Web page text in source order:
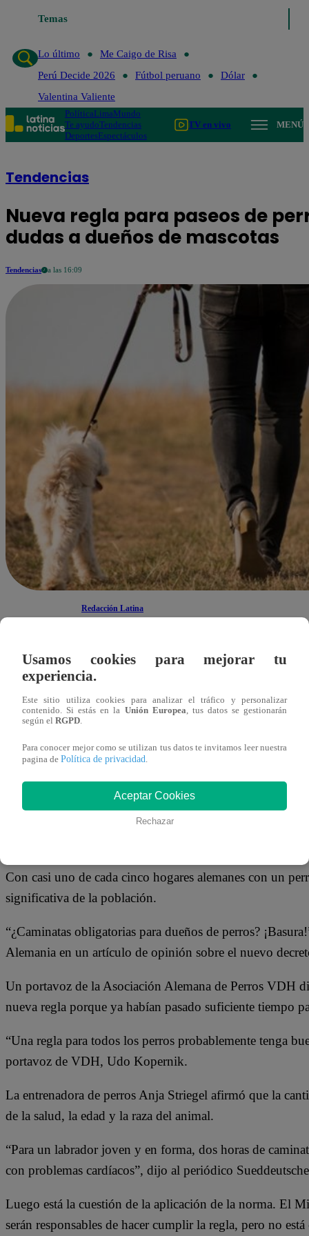
Temas
Lo último
Me Caigo de Risa
Perú Decide 2026
Fútbol peruano
Dólar
Valentina Valiente
PolíticaLimaMundo
Te ayudoTendencias
DeportesEspectáculos
TV en vivo MENÚ
Tendencias
Nueva regla para paseos de
dudas a dueños de mascotas
Tendencias a las 16:09
Redacción Latina
Una nueva regla que obliga a los alemanes a sacar a
país.
La ministra de Agricultura, Julia Kloeckner, anunció
experto y que se introduciría una ley para garantizar
al menos dos veces al día durante un total de una hora.
“Las mascotas no son juguetes de peluche; se deben
Con casi uno de cada cinco hogares alemanes con un
significativa de la población.
“¿Caminatas obligatorias para dueños de perros?
Alemania en un artículo de opinión sobre el nuevo
Un portavoz de la Asociación Alemana de Perros VDH
nueva regla porque ya habían pasado suficiente tiempo
“Una regla para todos los perros probablemente tenga
portavoz de VDH, Udo Kopernik.
La entrenadora de perros Anja Striegel afirmó que la
de la salud, la edad y la raza del animal.
“Para un labrador joven y en forma, dos horas de
con problemas cardíacos”, dijo al periódico
Luego está la cuestión de la aplicación de la norma. El
serán responsables de hacer cumplir la regla, pero no
Usamos cookies para mejorar tu
experiencia.
Este sitio utiliza cookies para analizar el tráfico y personalizar
contenido. Si estás en la Unión Europea, tus datos se gestionarán
según el RGPD.
Para conocer mejor como se utilizan tus datos te invitamos leer nuestra
pagina de Política de privacidad.
Aceptar Cookies
Rechazar